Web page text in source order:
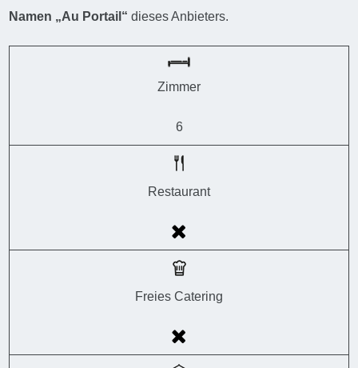
Namen „Au Portail“ dieses Anbieters.
Zimmer
6
Restaurant
Freies Catering